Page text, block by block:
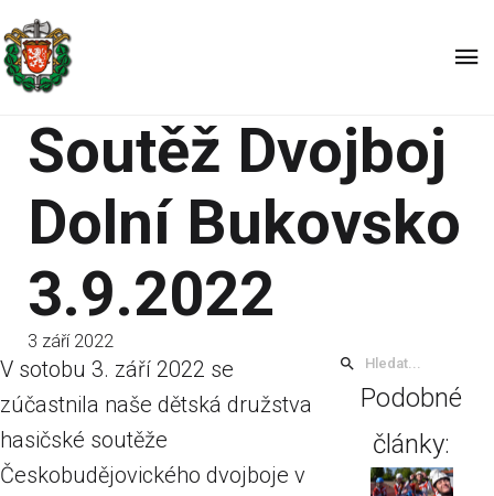
Soutěž Dvojboj
Dolní Bukovsko
3.9.2022
3 září 2022
V sotobu 3. září 2022 se
zúčastnila naše dětská družstva
hasičské soutěže
Českobudějovického dvojboje v
Podobné
články: